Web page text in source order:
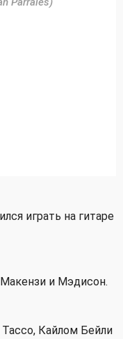
играть на гитаре
и Мэдисон.
Кайлом Бейли